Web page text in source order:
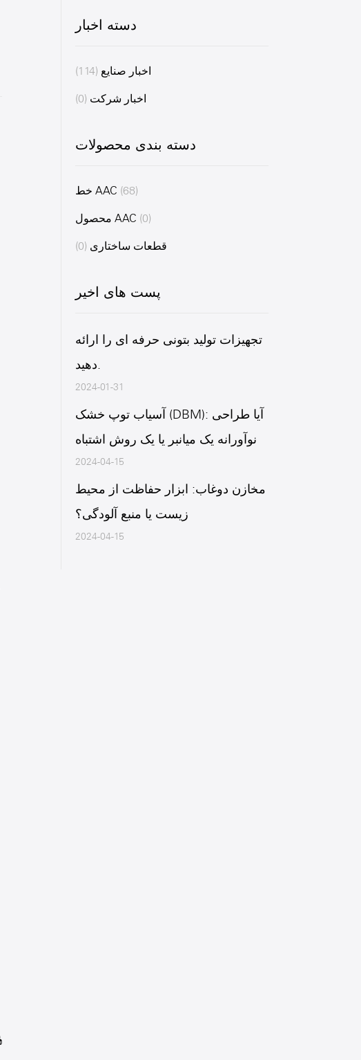
دسته اخبار
اخبار صنایع (114)
اخبار شرکت (0)
دسته بندی محصولات
خط AAC (68)
محصول AAC (0)
قطعات ساختاری (0)
پست های اخیر
تجهیزات تولید بتونی حرفه ای را ارائه
دهید.
2024-01-31
آسیاب توپ خشک (DBM): آیا طراحی
نوآورانه یک میانبر یا یک روش اشتباه
است؟
2024-04-15
مخازن دوغاب: ابزار حفاظت از محیط
زیست یا منبع آلودگی؟
2024-04-15